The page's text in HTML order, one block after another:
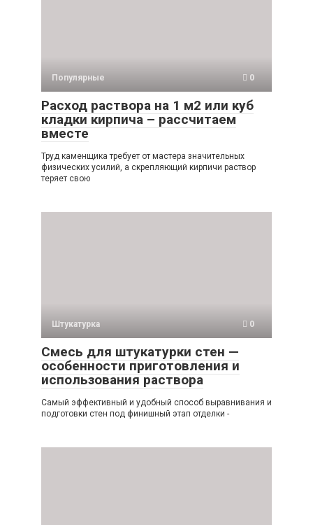
Популярные 0
Расход раствора на 1 м2 или куб
кладки кирпича – рассчитаем
вместе
Труд каменщика требует от мастера значительных
физических усилий, а скрепляющий кирпичи раствор
теряет свою
Штукатурка 0
Смесь для штукатурки стен —
особенности приготовления и
использования раствора
Самый эффективный и удобный способ выравнивания и
подготовки стен под финишный этап отделки -